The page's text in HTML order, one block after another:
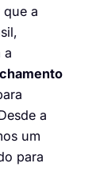
que a
a
a
um
para